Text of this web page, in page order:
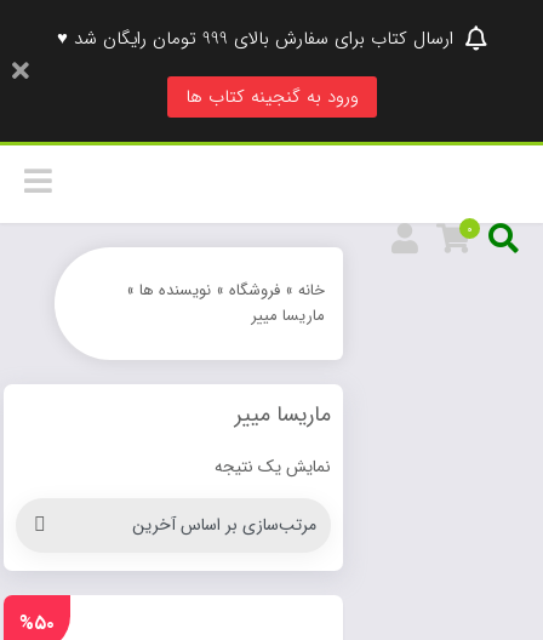
ارسال کتاب برای سفارش بالای 999 تومان رایگان شد ♥
ورود به گنجینه کتاب ها
خانه» فروشگاه» نویسنده ها »
ماریسا مییر
ماریسا مییر
نمایش یک نتیجه
%۵۰